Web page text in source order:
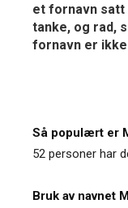
et fornavn satt
tanke, og rad,
fornavn er
Så populært er
52 personer har
Bruk av navnet